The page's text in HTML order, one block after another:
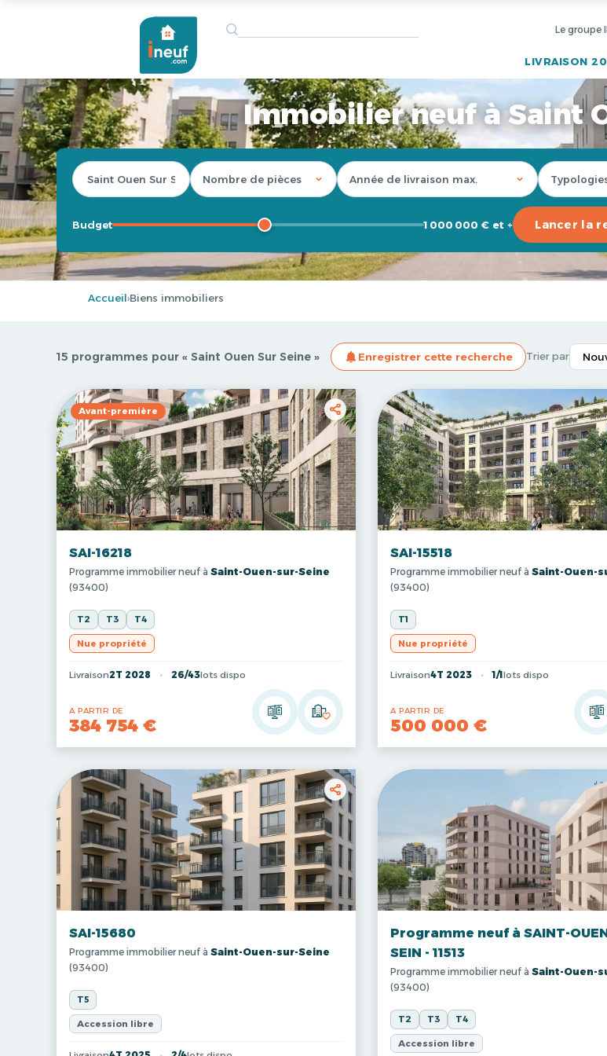
Le groupe
LIVRAISON
Immobilier neuf à Saint
Budget 1 000 000 € et + Lancer la
Accueil›Biens immobiliers
15 programmes pour « Saint Ouen Sur Seine » Enregistrer cette recherche Trier par
Avant-première
SAI-16218
Programme immobilier neuf à Saint-Ouen-sur-Seine
(93400)
T2 T3 T4
Nue propriété
Livraison2T 2028 26/43lots dispo
A PARTIR DE
384 754 €
SAI-15518
Programme immobilier neuf àSaint-Ouen-
(93400)
T1
Nue propriété
Livraison4T 2023 1/1lots dispo
A PARTIR DE
500 000 €
SAI-15680
Programme immobilier neuf à Saint-Ouen-sur-Seine
(93400)
T5
Accession libre
Programme neuf à SAINT-
SEIN - 11513
Programme immobilier neuf àSaint-Ouen-
(93400)
T2 T3 T4
Accession libre